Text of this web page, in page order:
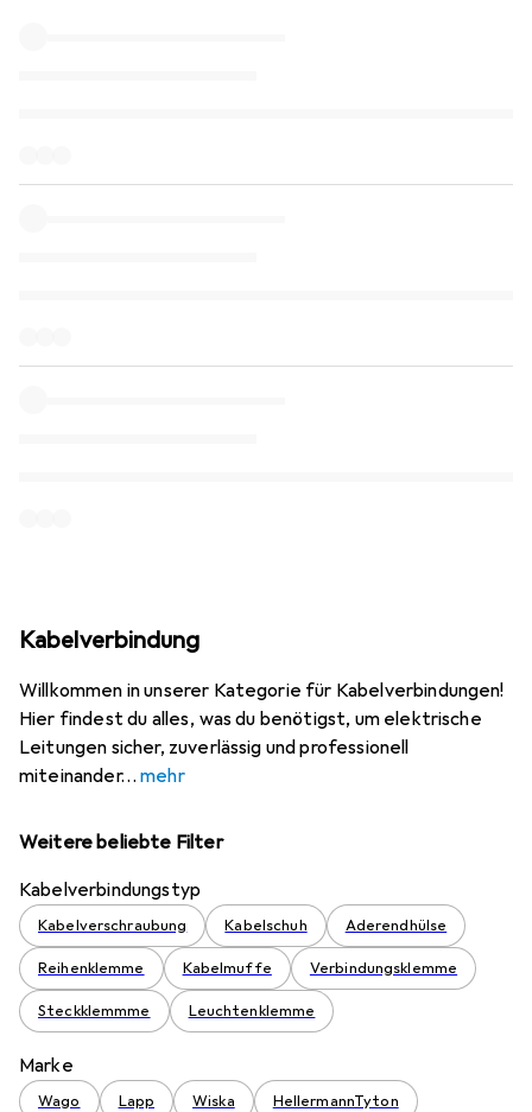
Kabelverbindung
Willkommen in unserer Kategorie für Kabelverbindungen!
Hier findest du alles, was du benötigst, um elektrische
Leitungen sicher, zuverlässig und professionell
miteinander
mehr
Weitere beliebte Filter
Kabelverbindungstyp
Kabelverschraubung Kabelschuh Aderendhülse
Reihenklemme Kabelmuffe Verbindungsklemme
Steckklemmme Leuchtenklemme
Marke
Wago Lapp Wiska HellermannTyton